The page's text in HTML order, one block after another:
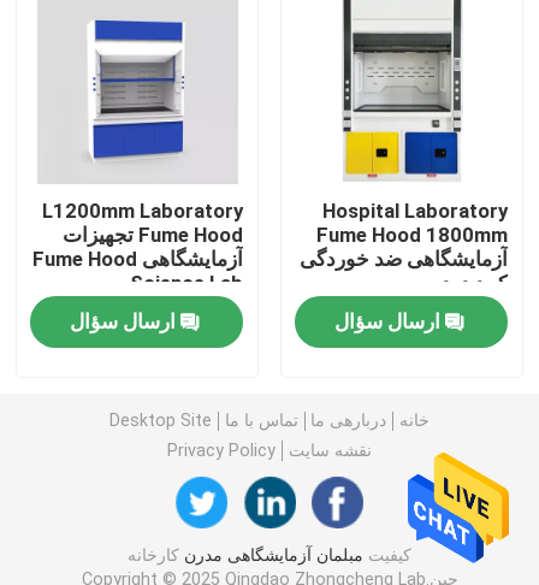
نیمکت جزیره آزمایشگاهی
نیمکت دیواری آزمایشگاه
هود بخور آزمایشگاهی
نیمکت تعادل آزمایشگاهی
میز کار آزمایشگاهی
کابینت نگهداری آزمایشگاه
کابینت ذخیره سازی ایمنی
کابینه ایمنی بیولوژیکی
Hospital Laboratory
Fume Hood 1800mm
آزمایشگاهی ضد خوردگی
کمد دود
ارسال سؤال
L1200mm Laboratory
Fume Hood تجهیزات
آزمایشگاهی Fume Hood
Science Lab
ارسال سؤال
خانه دربارهی ما تماس با ما
Desktop Site
نقشه سایت
Privacy Policy
کیفیت مبلمان آزمایشگاهی مدرن کارخانه
چین.Copyright © 2025 Qingdao Zhongcheng Lab